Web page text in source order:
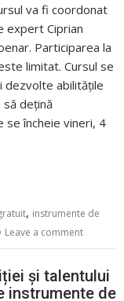
va fi coordonat
expert Ciprian
Participarea la
limitat. Cursul se
dezvolte abilitățile
dețină
se încheie vineri, 4
, instrumente de
Leave a comment
și talentului
instrumente de